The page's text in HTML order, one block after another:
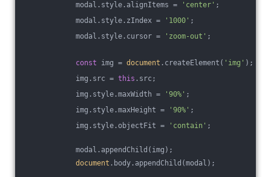
modal.style.alignItems =
'center' ;
modal.style.zIndex =
'1000' ;
modal.style.cursor =
'zoom-out' ;
const img = document .createElement( 'img' );
img.src = this .src;
img.style.maxWidth =
'90%' ;
img.style.maxHeight =
'90%' ;
img.style.objectFit =
'contain' ;
modal.appendChild(img);
document .body.appendChild(modal);